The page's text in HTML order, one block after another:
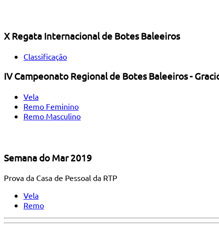
X Regata Internacional de Botes Baleeiros
Classificação
IV Campeonato Regional de Botes Baleeiros -
Vela
Remo Feminino
Remo Masculino
Semana do Mar 2019
Prova da Casa de Pessoal da RTP
Vela
Remo